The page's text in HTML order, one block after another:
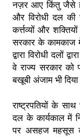
नज़र आए किंतु जैसे ही
और विरोधी दल की
कर्त्तव्यों और
सरकार के कामकाज
द्वारा विरोधी दलों
वे राज्य सरकार
बखूबी अंजाम भी
राष्ट्रपतियों के
दल के कार्यकाल में
पर असहज महसूस